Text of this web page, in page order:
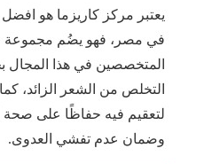
يعتبر مركز كاريزما هو افضل
في مصر، فهو يضُم مجموعة
المتخصصين في هذا المجال
التخلص من الشعر الزائد،
لتعقيم فيه حفاظًا على صحة
وضمان عدم تفشي العدوى.